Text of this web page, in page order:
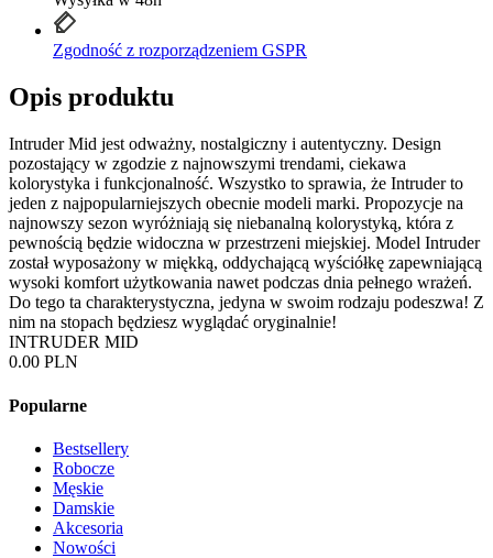
Zgodność z rozporządzeniem GSPR
Opis produktu
Intruder Mid jest odważny, nostalgiczny i autentyczny. Design
pozostający w zgodzie z najnowszymi trendami, ciekawa
kolorystyka i funkcjonalność. Wszystko to sprawia, że Intruder to
jeden z najpopularniejszych obecnie modeli marki. Propozycje na
najnowszy sezon wyróżniają się niebanalną kolorystyką, która z
pewnością będzie widoczna w przestrzeni miejskiej. Model Intruder
został wyposażony w miękką, oddychającą wyściółkę zapewniającą
wysoki komfort użytkowania nawet podczas dnia pełnego wrażeń.
Do tego ta charakterystyczna, jedyna w swoim rodzaju podeszwa! Z
nim na stopach będziesz wyglądać oryginalnie!
INTRUDER MID
0.00 PLN
Popularne
Bestsellery
Robocze
Męskie
Damskie
Akcesoria
Nowości